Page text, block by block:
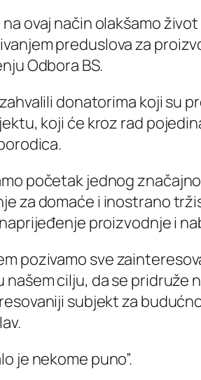
na ovaj način olakšamo
preduslova za
Odbora BS.
donatorima koji su
koji će kroz rad
početak jednog
za domaće i inostrano
proizvodnje i
pozivamo sve
našem cilju, da se pridruže
subjekt za
je nekome puno”.